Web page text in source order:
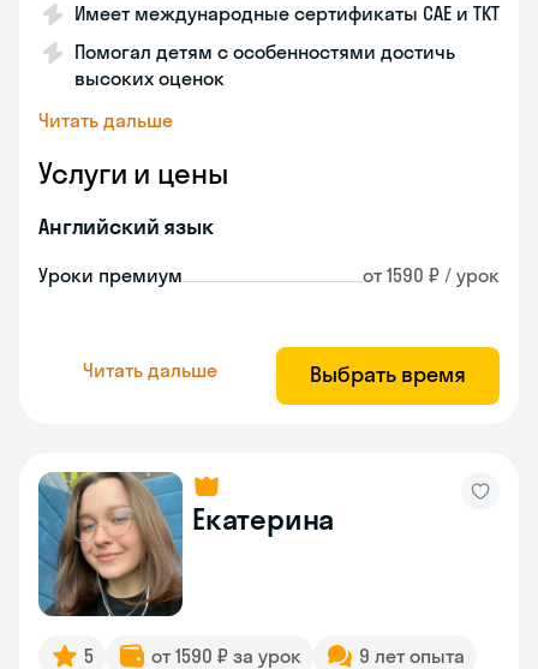
Имеет международные сертификаты CAE и TKT
Помогал детям с особенностями достичь
высоких оценок
Читать дальше
Услуги и цены
Английский язык
Уроки премиум от 1590 ₽ / урок
Читать дальше Выбрать время
Екатерина
5 от 1590 ₽ за урок
9 лет опыта